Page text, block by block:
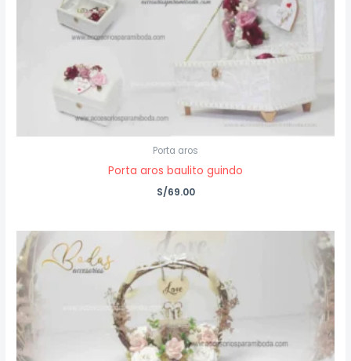
Porta aros
Porta aros baulito guindo
S/69.00